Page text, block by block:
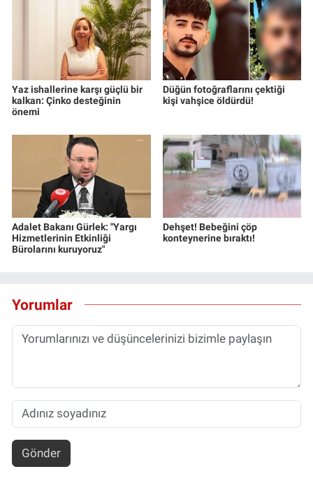
Yaz ishallerine karşı güçlü bir
kalkan: Çinko desteğinin
önemi
Düğün fotoğraflarını çektiği
kişi vahşice öldürdü!
Adalet Bakanı Gürlek: "Yargı
Hizmetlerinin Etkinliği
Bürolarını kuruyoruz"
Dehşet! Bebeğini çöp
konteynerine bıraktı!
Yorumlar
Gönder